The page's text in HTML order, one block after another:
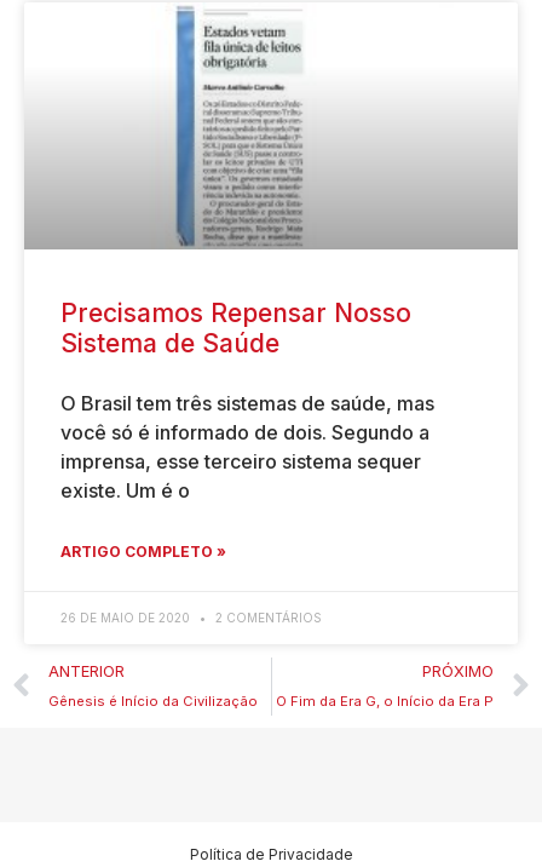
Precisamos Repensar Nosso
Sistema de Saúde
O Brasil tem três sistemas de saúde, mas
você só é informado de dois. Segundo a
imprensa, esse terceiro sistema sequer
existe. Um é o
ARTIGO COMPLETO »
26 DE MAIO DE 2020 2 COMENTÁRIOS
ANTERIOR
Gênesis é Início da Civilização
PRÓXIMO
O Fim da Era G, o Início da Era P
Política de Privacidade